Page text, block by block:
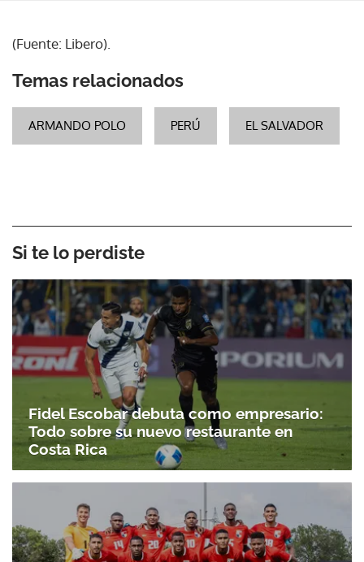
(Fuente: Libero).
Temas relacionados
ARMANDO POLO PERÚ EL SALVADOR
Si te lo perdiste
Fidel Escobar debuta como empresario:
Todo sobre su nuevo restaurante en
Costa Rica